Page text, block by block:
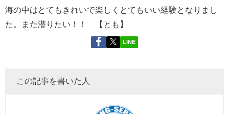
海の中はとてもきれいで楽しくとてもいい経験となりまし
た。また潜りたい！！ 【とも】
LINE
この記事を書いた人